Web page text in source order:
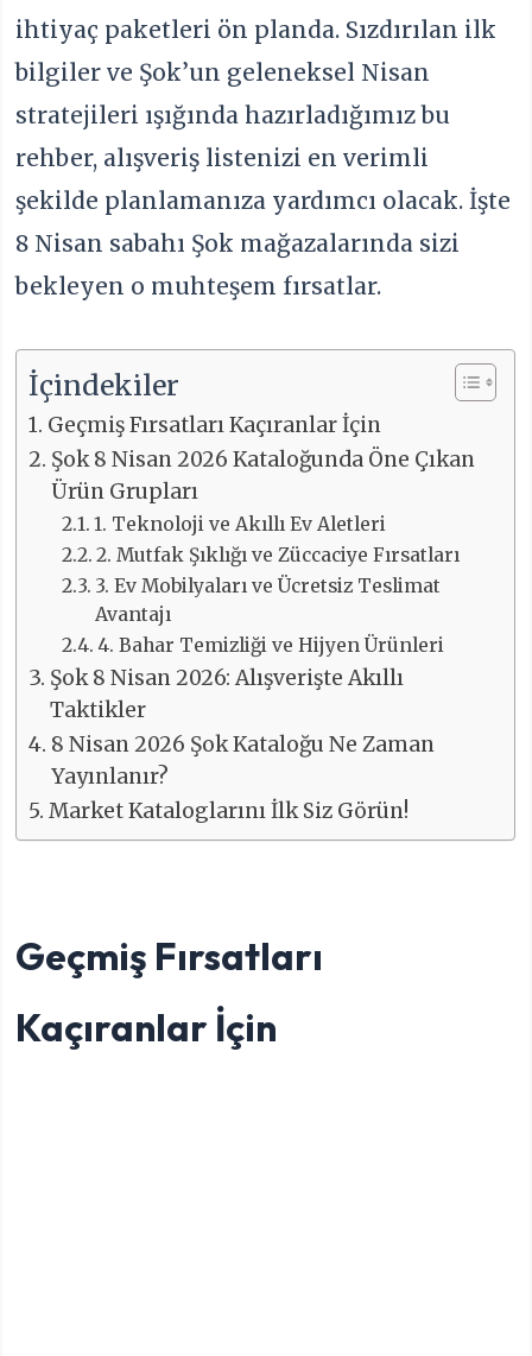
ihtiyaç paketleri ön planda. Sızdırılan ilk
bilgiler ve Şok’un geleneksel Nisan
stratejileri ışığında hazırladığımız bu
rehber, alışveriş listenizi en verimli
şekilde planlamanıza yardımcı olacak. İşte
8 Nisan sabahı Şok mağazalarında sizi
bekleyen o muhteşem fırsatlar.
İçindekiler
Geçmiş Fırsatları Kaçıranlar İçin
Şok 8 Nisan 2026 Kataloğunda Öne Çıkan
Ürün Grupları
1. Teknoloji ve Akıllı Ev Aletleri
2. Mutfak Şıklığı ve Züccaciye Fırsatları
3. Ev Mobilyaları ve Ücretsiz Teslimat
Avantajı
4. Bahar Temizliği ve Hijyen Ürünleri
Şok 8 Nisan 2026: Alışverişte Akıllı
Taktikler
8 Nisan 2026 Şok Kataloğu Ne Zaman
Yayınlanır?
Market Kataloglarını İlk Siz Görün!
Geçmiş Fırsatları
Kaçıranlar İçin